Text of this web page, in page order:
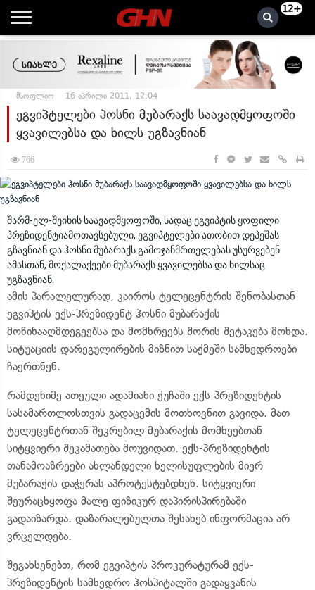
12+
მსოფლიო 16 აპრილი 2011, 12:04
ეგვიპტელები ჰოსნი მუბარაქს საავადმყოფოში
ყვავილებსა და ხილს უგზავნიან
766
შარმ-ელ-შეიხის საავადმყოფოში, სადაც ეგვიპტის ყოფილი
პრეზიდენტიამოთავსებული, ეგვიპტელები ათობით დეპეშას
გზავნიან და ჰოსნი მუბარაქს გამოჯანმრთელებას უსურვებენ.
ამასთან, მოქალაქეები მუბარაქს ყვავილებსა და ხილსაც
უგზავნიან.
ამის პარალელურად, კაიროს ტელეცენტრის შენობასთან
ეგვიპტის ექს-პრეზიდენტ ჰოსნი მუბარაქის
მოწინააღმდეგეებსა და მომხრეებს შორის შეტაკება მოხდა.
სიტუაციის დარეგულირების მიზნით საქმეში სამხედროები
ჩაერთნენ.
რამდენიმე ათეული ადამიანი ქუჩაში ექს-პრეზიდენტის
სასამართლოსთვის გადაცემის მოთხოვნით გავიდა. მათ
ტელეცენტრთან შეკრებილ მუბარაქის მომხეებთან
სიტყვიერი შეკამათება მოუვიდათ. ექს-პრეზიდენტის
თანამოაზრეები ახლანდელი ხელისუფლების მიერ
მუბარაქის დაჭერას აპროტესტებდნენ. სიტყვიერი
შეურაცხყოფა მალე ფიზიკურ დაპირისპირებაში
გადაიზარდა. დაზარალებულთა შესახებ ინფორმაცია არ
ვრცელდება.
შეგახსენებთ, რომ ეგვიპტის პროკურატურამ ექს-
პრეზიდენტის სამხედრო ჰოსპიტალში გადაყვანის